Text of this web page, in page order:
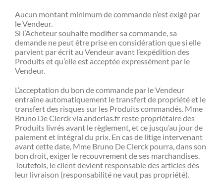
Aucun montant minimum de commande n’est exigé par
le Vendeur.
Si l’Acheteur souhaite modifier sa commande, sa
demande ne peut être prise en considération que si elle
parvient par écrit au Vendeur avant l’expédition des
Produits et qu’elle est acceptée expressément par le
Vendeur.
L’acceptation du bon de commande par le Vendeur
entraîne automatiquement le transfert de propriété et le
transfert des risques sur les Produits commandés. Mme
Bruno De Clerck via anderias.fr reste propriétaire des
Produits livrés avant le règlement, et ce jusqu’au jour de
paiement et intégral du prix. En cas de litige intervenant
avant cette date, Mme Bruno De Clerck pourra, dans son
bon droit, exiger le recouvrement de ses marchandises.
Toutefois, le client devient responsable des articles dès
leur livraison (responsabilité ne vaut pas propriété).